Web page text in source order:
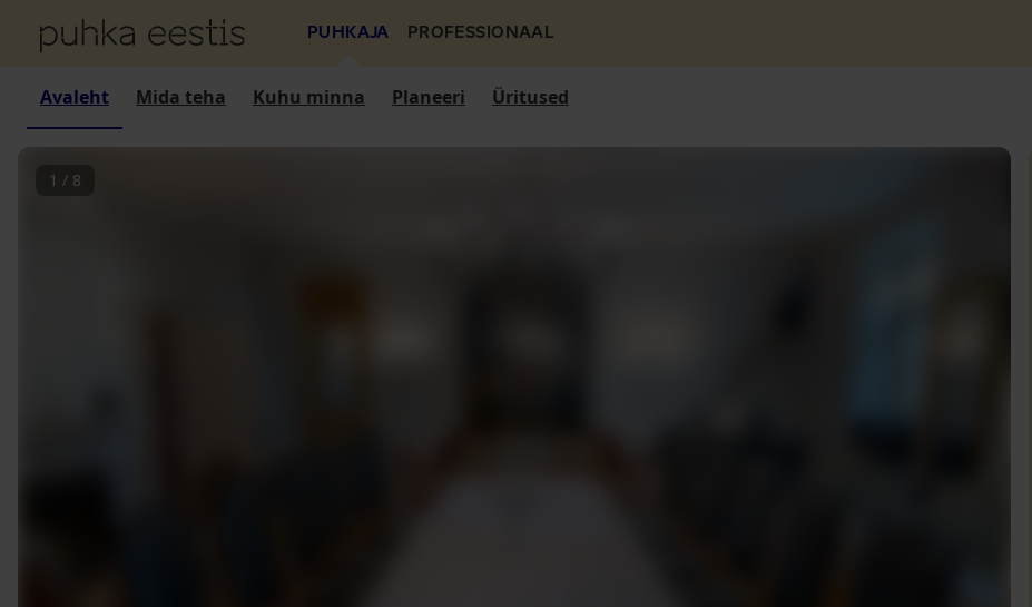
PUHKAJA PROFESSIONAAL
Avaleht Mida teha Kuhu minna Planeeri Üritused
1 / 8